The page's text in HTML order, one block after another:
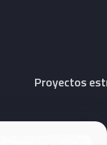
Proyectos